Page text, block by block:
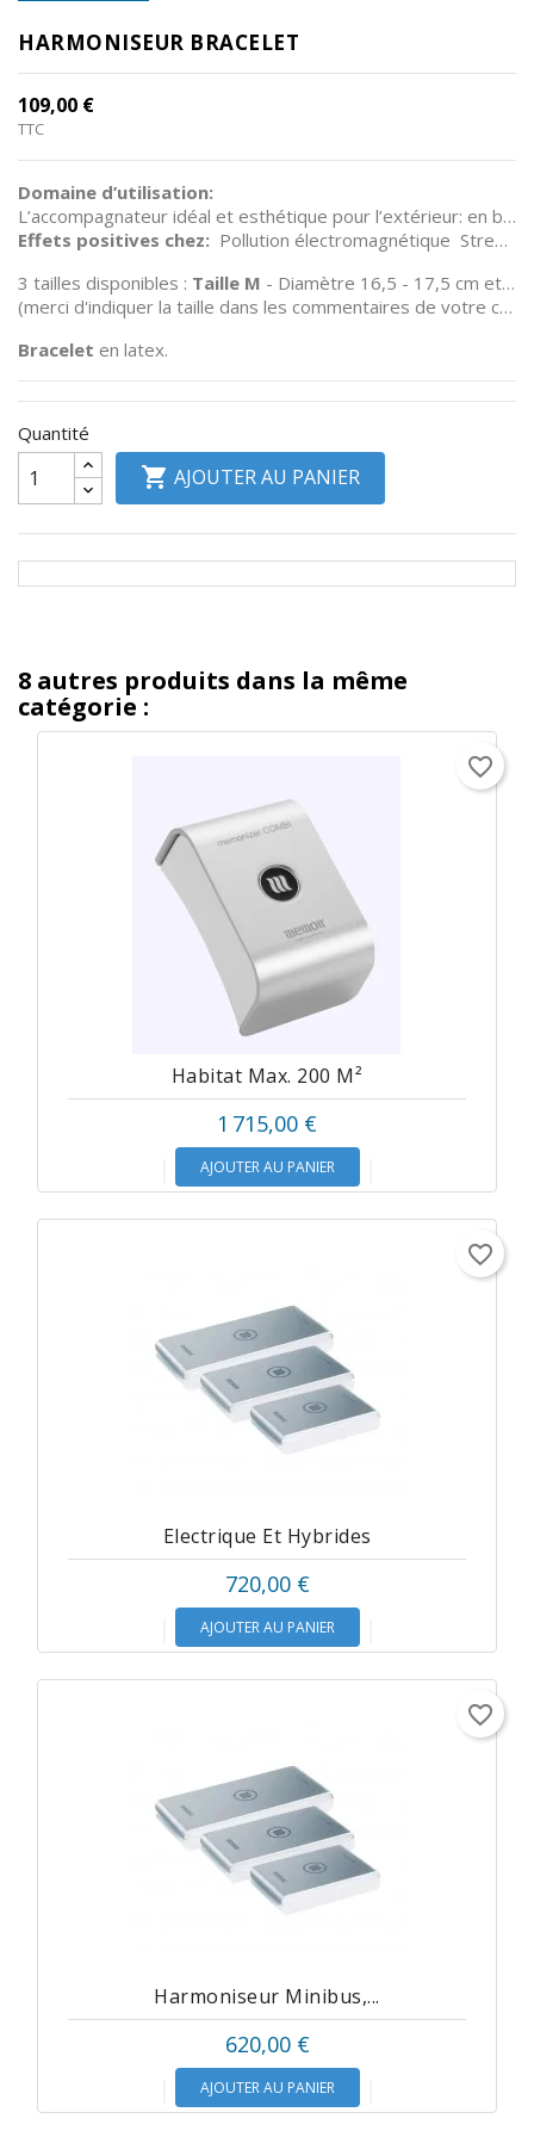
RSV
Plancher
Pelvien
Informations
produits
HARMONISEUR BRACELET
109,00 €
TTC
Domaine d’utilisation:
L’accompagnateur idéal et esthétique pour l’extérieur: en bus, train, avion, partout et en permanence.
Effets positives chez: Pollution électromagnétique Stress environnementale
3 tailles disponibles : Taille M - Diamètre 16,5 - 17,5 cm et
(merci d'indiquer la taille dans les commentaires de votre commande)
Bracelet en latex.
Quantité
 AJOUTER AU PANIER
8 autres produits dans la même
catégorie :
Habitat Max. 200 M²
1 715,00 €
AJOUTER AU PANIER
favorite_border
Electrique Et Hybrides
720,00 €
AJOUTER AU PANIER
favorite_border
Harmoniseur Minibus,...
620,00 €
AJOUTER AU PANIER
favorite_border